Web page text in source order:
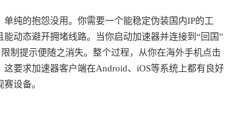
纯的抱怨没用。你需要一个能稳定伪装国内IP的工
动态避开拥堵线路。当你启动加速器并连接到“回国”
制提示便随之消失。整个过程，从你在海外手机点击
要求加速器客户端在Android、iOS等系统上都有良好
设备。